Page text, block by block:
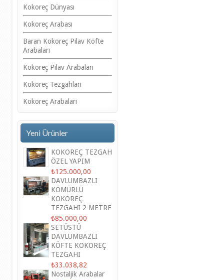
Kokoreç Dünyası
Kokoreç Arabası
Baran Kokoreç Pilav Köfte
Arabaları
Kokoreç Pilav Arabaları
Kokoreç Tezgahları
Kokoreç Arabaları
Yeni Ürünler
KOKOREÇ TEZGAH
ÖZEL YAPIM
₺125.000,00
DAVLUMBAZLI
KÖMÜRLÜ
KOKOREÇ
TEZGAHI 2 METRE
₺85.000,00
SETÜSTÜ
DAVLUMBAZLI
KÖFTE KOKOREÇ
TEZGAHI
₺33.038,82
Nostaljik Arabalar